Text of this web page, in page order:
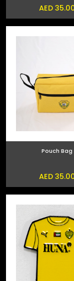
AED
Pouch Bag
AED